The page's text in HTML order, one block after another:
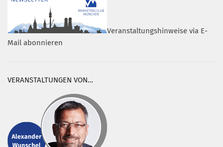
Veranstaltungshinweise via E-
Mail abonnieren
VERANSTALTUNGEN VON…